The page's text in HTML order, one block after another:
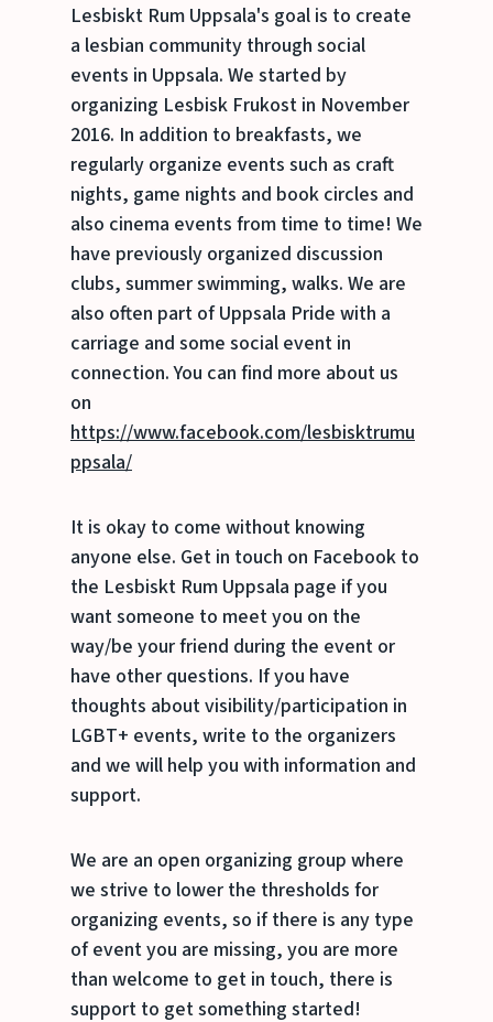
Lesbiskt Rum Uppsala's goal is to create
a lesbian community through social
events in Uppsala. We started by
organizing Lesbisk Frukost in November
2016. In addition to breakfasts, we
regularly organize events such as craft
nights, game nights and book circles and
also cinema events from time to time! We
have previously organized discussion
clubs, summer swimming, walks. We are
also often part of Uppsala Pride with a
carriage and some social event in
connection. You can find more about us
on
https://www.facebook.com/lesbisktrumu
ppsala/
It is okay to come without knowing
anyone else. Get in touch on Facebook to
the Lesbiskt Rum Uppsala page if you
want someone to meet you on the
way/be your friend during the event or
have other questions. If you have
thoughts about visibility/participation in
LGBT+ events, write to the organizers
and we will help you with information and
support.
We are an open organizing group where
we strive to lower the thresholds for
organizing events, so if there is any type
of event you are missing, you are more
than welcome to get in touch, there is
support to get something started!